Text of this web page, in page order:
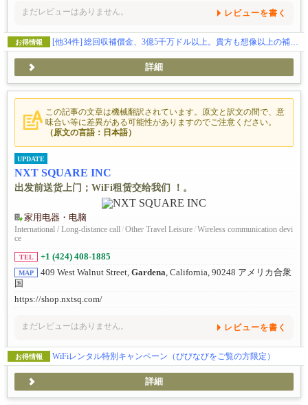
まだレビューはありません。 レビューを書く
お得情報 [他34件] 総回収補償金、3億5千万ドル以上。貴方も想像以上の補償金を貰えます。（日本語相談、完全無料）
詳細
この記事の文章は機械翻訳されています。原文と訳文の間で、意
味合い等に差異がある可能性がありますのでご注意ください。
（原文の言語：日本語）
UPDATE
NXT SQUARE INC
出发前送货上门；WiFi租赁交给我们 ！。
家用电器・电脑
International / Long-distance call/Other Travel Leisure/Wireless communication devi
ce
TEL +1 (424) 408-1885
MAP 409 West Walnut Street, Gardena, California, 90248 アメリカ合衆
国
https://shop.nxtsq.com/
まだレビューはありません。 レビューを書く
お得情報 WiFiレンタル特別キャンペーン（びびなびをご覧の方限定）
詳細